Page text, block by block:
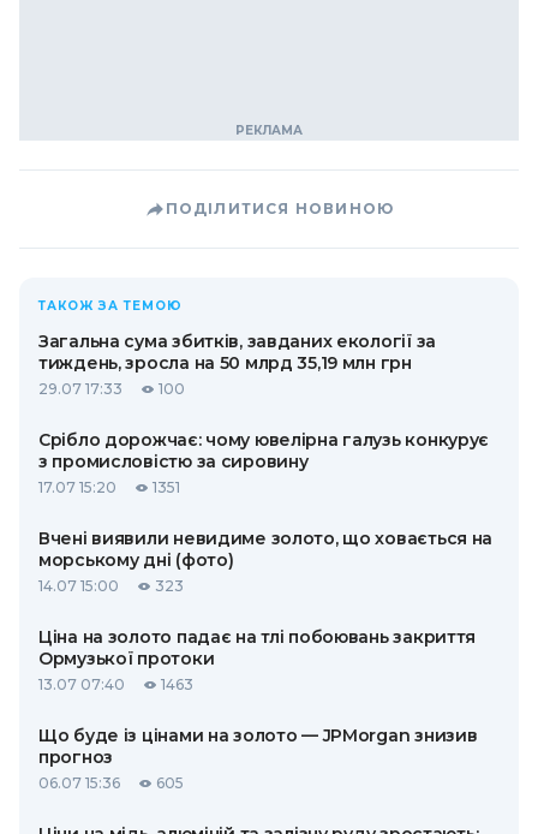
ПОДІЛИТИСЯ НОВИНОЮ
ТАКОЖ ЗА ТЕМОЮ
Загальна сума збитків, завданих екології за
тиждень, зросла на 50 млрд 35,19 млн грн
29.07 17:33 100
Срібло дорожчає: чому ювелірна галузь конкурує
з промисловістю за сировину
17.07 15:20 1351
Вчені виявили невидиме золото, що ховається на
морському дні (фото)
14.07 15:00 323
Ціна на золото падає на тлі побоювань закриття
Ормузької протоки
13.07 07:40 1463
Що буде із цінами на золото — JPMorgan знизив
прогноз
06.07 15:36 605